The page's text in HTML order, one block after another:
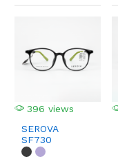
396 views
SEROVA
SF730